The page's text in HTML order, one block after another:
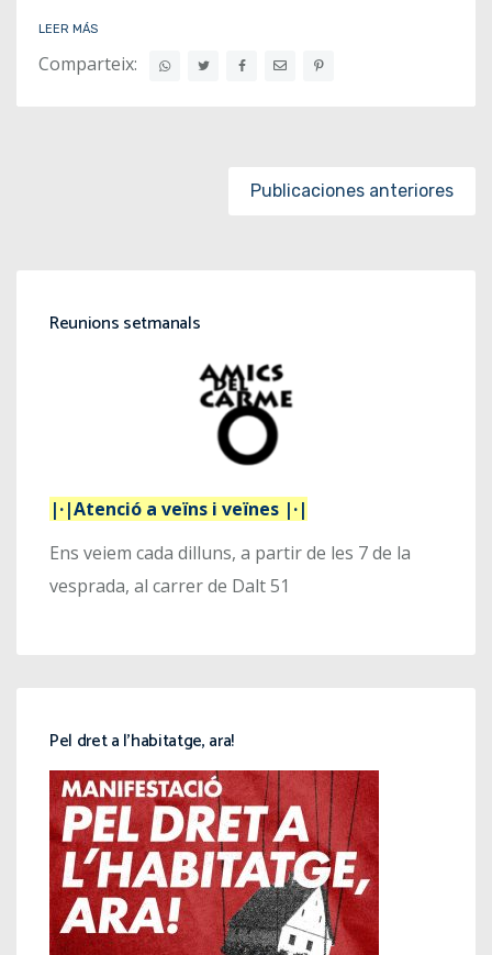
LEER MÁS
Comparteix:
Publicaciones anteriores
Reunions setmanals
|·|Atenció a veïns i veïnes |·|
Ens veiem cada dilluns, a partir de les 7 de la
vesprada, al carrer de Dalt 51
Pel dret a l’habitatge, ara!